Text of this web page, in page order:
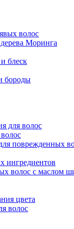
волос
Моринга
блеск
бороды
для волос
поврежденных
ингредиентов
волос с маслом
цвета
волос